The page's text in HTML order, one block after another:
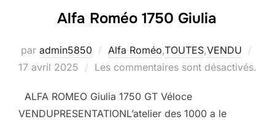
Alfa Roméo 1750 Giulia
par admin5850 Alfa Roméo,TOUTES,VENDU
le
17 avril 2025 Les commentaires sont désactivés.
ALFA ROMEO Giulia 1750 GT Véloce
VENDUPRESENTATIONL’atelier des 1000 a le